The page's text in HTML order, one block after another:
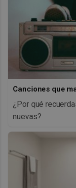
Canciones que
¿Por qué
nuevas?